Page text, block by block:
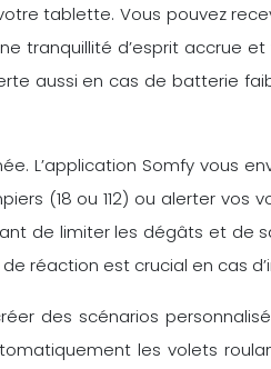
tablette. Vous pouvez
tranquillité d’esprit accrue
aussi en cas de batterie
L’application Somfy vous
(18 ou 112) ou alerter vos
de limiter les dégâts et de
réaction est crucial en cas
des scénarios
les volets